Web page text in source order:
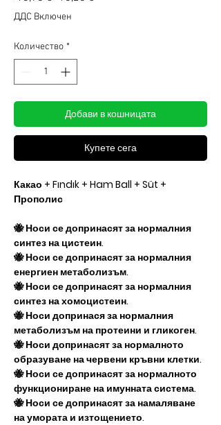
цена
ДДС Включен
Количество *
Добави в кошницата
Купете сега
Какао + Fındık + Ham Ball + Süt +
Прополис
🐝 Носи седопринасят за нормалния
синтез на цистеин.
🐝 Носи седопринасят за нормалния
енергиен метаболизъм.
🐝 Носи седопринасят за нормалния
синтез на хомоцистеин.
🐝 Носи допринася за нормалния
метаболизъм на протеини и гликоген.
🐝 Носи допринасят за нормалното
образуване на червени кръвни клетки.
🐝 Носи седопринасят за нормалното
функциониране на имунната система.
🐝 Носи седопринасят за намаляване
на умората и изтощението.